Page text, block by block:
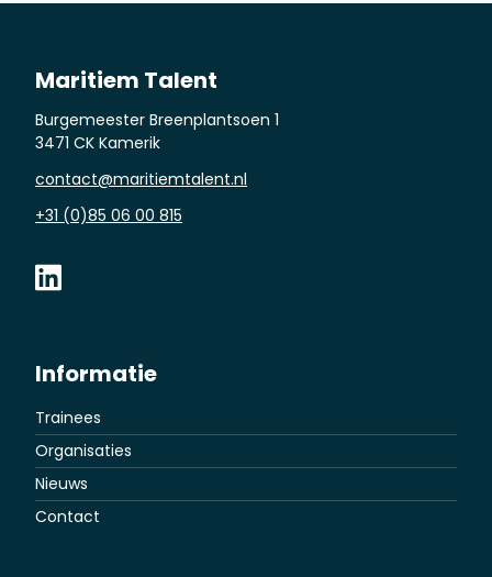
Informatie
Trainees
Organisaties
Nieuws
Contact
Maritiem Talent
Burgemeester Breenplantsoen 1
3471 CK Kamerik
contact@maritiemtalent.nl
+31 (0)85 06 00 815